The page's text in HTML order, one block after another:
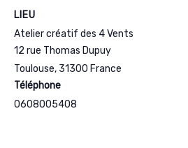
LIEU
Atelier créatif des 4 Vents
12 rue Thomas Dupuy
Toulouse, 31300 France
Téléphone
0608005408